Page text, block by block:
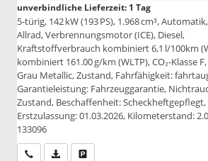
unverbindliche Lieferzeit: 1 Tag
5-türig, 142 kW (193 PS), 1.968 cm³, Automatik,
Allrad, Verbrennungsmotor (ICE), Diesel,
Kraftstoffverbrauch kombiniert 6,1 l/100km
kombiniert 161.00 g/km (WLTP), CO₂-Klasse
Grau Metallic, Zustand, Fahrfähigkeit:
Garantieleistung: Fahrzeuggarantie,
Zustand, Beschaffenheit:
Erstzulassung: 01.03.2026, Kilometerstand:
133096
Wir rufen Sie anPDF-Datei, Fahrzeugexposé drucken